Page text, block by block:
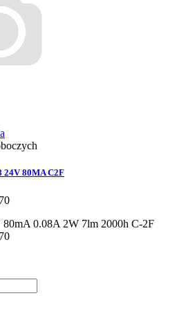
80MA C2F
80mA 0.08A 2W 7lm 2000h C-2F